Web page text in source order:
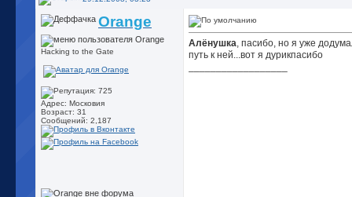
Orange
Hacking to the Gate
Адрес: Московия
Возраст: 31
Сообщений: 2,187
Алёнушка, пасибо, но я уже
путь к ней...вот я дурикпасибо